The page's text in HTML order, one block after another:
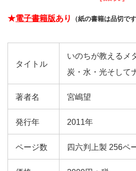
★電子書籍版あり （紙の書籍は品切です
タイトル
いのちが教えるメ
炭・水・光そして
著者名 宮嶋望
発行年 2011年
ページ数 四六判上製 256ペ